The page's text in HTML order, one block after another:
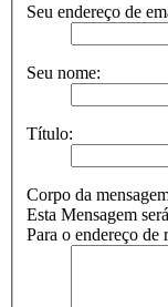
Seu endereço de
Seu nome:
Título:
Corpo da
Esta Mensagem
Para o endereço de